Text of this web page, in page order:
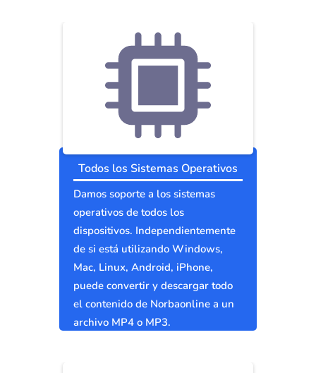
Todos los Sistemas Operativos
Damos soporte a los sistemas
operativos de todos los
dispositivos. Independientemente
de si está utilizando Windows,
Mac, Linux, Android, iPhone,
puede convertir y descargar todo
el contenido de Norbaonline a un
archivo MP4 o MP3.